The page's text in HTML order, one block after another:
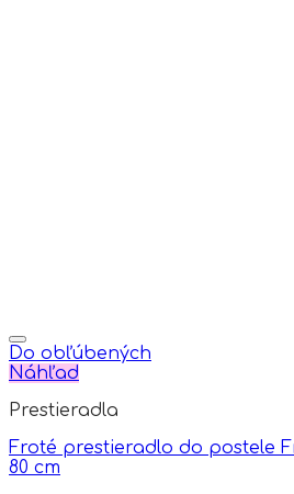
Do obľúbených
Náhľad
Prestieradla
Froté prestieradlo do postele
80 cm